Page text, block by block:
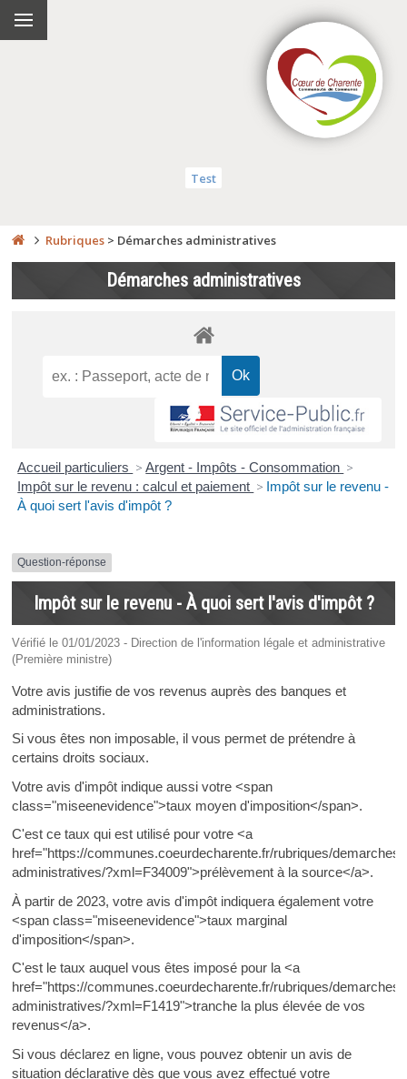
Test
Rubriques > Démarches administratives
Démarches administratives
Accueil particuliers > Argent - Impôts - Consommation >
Impôt sur le revenu : calcul et paiement > Impôt sur le revenu -
À quoi sert l'avis d'impôt ?
Question-réponse
Impôt sur le revenu - À quoi sert l'avis d'impôt ?
Vérifié le 01/01/2023 - Direction de l'information légale et administrative
(Première ministre)
Votre avis justifie de vos revenus auprès des banques et
administrations.
Si vous êtes non imposable, il vous permet de prétendre à
certains droits sociaux.
Votre avis d'impôt indique aussi votre <span
class="miseenevidence">taux moyen d'imposition</span>.
C'est ce taux qui est utilisé pour votre <a
href="https://communes.coeurdecharente.fr/rubriques/demarches-
administratives/?xml=F34009">prélèvement à la source</a>.
À partir de 2023, votre avis d'impôt indiquera également votre
<span class="miseenevidence">taux marginal
d'imposition</span>.
C'est le taux auquel vous êtes imposé pour la <a
href="https://communes.coeurdecharente.fr/rubriques/demarches-
administratives/?xml=F1419">tranche la plus élevée de vos
revenus</a>.
Si vous déclarez en ligne, vous pouvez obtenir un avis de
situation déclarative dès que vous avez effectué votre